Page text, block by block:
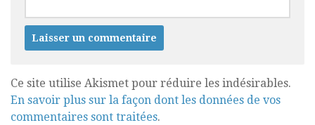
Ce site utilise Akismet pour réduire les indésirables.
En savoir plus sur la façon dont les données de vos
commentaires sont traitées.